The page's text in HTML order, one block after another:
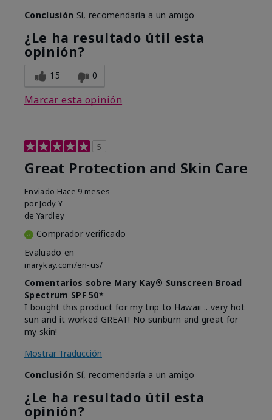
Conclusión Sí, recomendaría a un amigo
¿Le ha resultado útil esta
opinión?
15 0
Marcar esta opinión
5
Great Protection and Skin Care
Enviado Hace 9 meses
por Jody Y
de Yardley
Comprador verificado
Evaluado en
marykay.com/en-us/
Comentarios sobre Mary Kay® Sunscreen Broad
Spectrum SPF 50*
I bought this product for my trip to Hawaii .. very hot
sun and it worked GREAT! No sunburn and great for
my skin!
Mostrar Traducción
Conclusión Sí, recomendaría a un amigo
¿Le ha resultado útil esta
opinión?